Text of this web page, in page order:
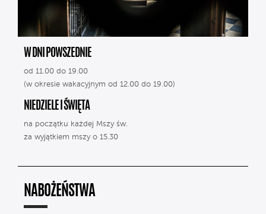
W DNI POWSZEDNIE
od 11.00 do 19.00
(w okresie wakacyjnym od 12.00 do 19.00)
NIEDZIELE I ŚWIĘTA
na początku każdej Mszy św.
za wyjątkiem mszy o 15.30
NABOŻEŃSTWA